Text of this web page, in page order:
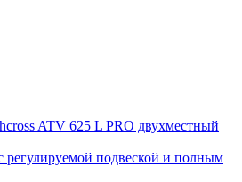
ATV 625 L PRO двухместный
регулируемой подвеской и полным